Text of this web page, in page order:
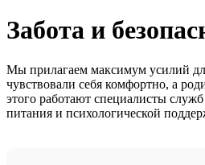
Забота и
Мы прилагаем максимум усилий
чувствовали себя комфортно, а
этого работают специалисты
питания и психологической